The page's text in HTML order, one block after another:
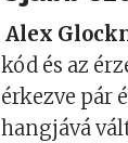
Alex
kód és az
érkezve pár
hangjává